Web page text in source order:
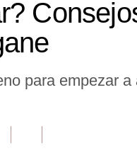
para empezar